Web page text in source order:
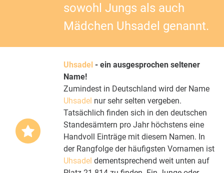
sowohl Jungs als auch
Mädchen Uhsadel genannt.
Uhsadel - ein ausgesprochen seltener
Name!
Zumindest in Deutschland wird der Name
Uhsadel nur sehr selten vergeben.
Tatsächlich finden sich in den deutschen
Standesämtern pro Jahr höchstens eine
Handvoll Einträge mit diesem Namen. In
der Rangfolge der häufigsten Vornamen ist
Uhsadel dementsprechend weit unten auf